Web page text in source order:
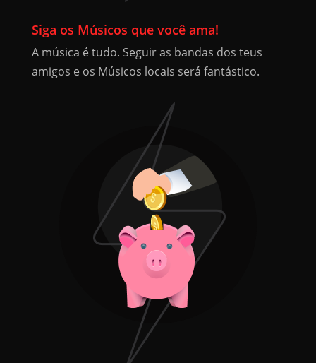
Siga os Músicos que você ama!
A música é tudo. Seguir as bandas dos teus
amigos e os Músicos locais será fantástico.